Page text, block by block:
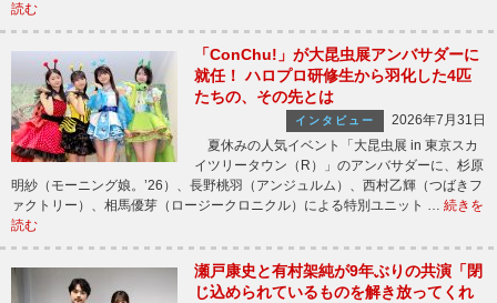
読む
「ConChu!」が大昆虫展アンバサダーに
就任！ ハロプロ研修生から羽化した4匹
たちの、その先とは
インタビュー
2026年7月31日
夏休みの人気イベント「大昆虫展 in 東京スカ
イツリータウン（R）」のアンバサダーに、杉原
明紗（モーニング娘。’26）、長野桃羽（アンジュルム）、西村乙輝（つばきフ
ァクトリー）、相馬優芽（ロージークロニクル）による特別ユニット … 続きを
読む
瀬戸康史と有村架純が9年ぶりの共演「閉
じ込められているものを解き放ってくれ